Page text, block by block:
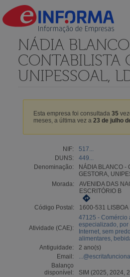
NÁDIA
CONTABILISTA
UNIPESSOAL,
Esta empresa foi consultada 35
meses, a última vez a 23 de julho
NIF:
517...
DUNS:
449...
Denominação:
NÁDIA BLANCO -
GESTORA,
Morada:
AVENIDA DAS
ESCRITÓRIO B
Código Postal: 1600-531 LISBOA
Atividade (CAE):
47125 - Comércio
especializado,
Internet, sem
alimentares,
Antiguidade:
2 ano(s)
Email:
Balanço
disponível:
SIM (2025, 2024,